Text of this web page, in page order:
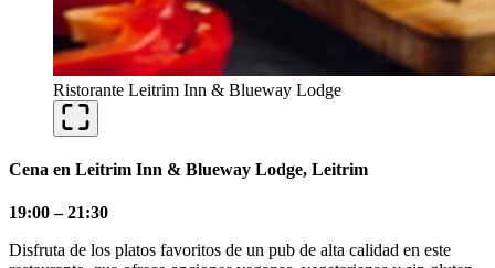
Ristorante Leitrim Inn & Blueway Lodge
Cena en Leitrim Inn & Blueway Lodge, Leitrim
19:00 – 21:30
Disfruta de los platos favoritos de un pub de alta calidad en este